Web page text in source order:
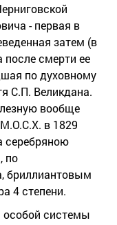
- первая в
затем (в
после смерти ее
по духовному
С.П. Великдана.
вообще
в 1829
серебряною
по
бриллиантовым
4 степени.
особой системы